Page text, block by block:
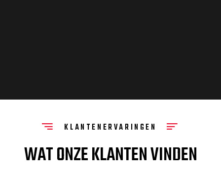
KLANTENERVARINGEN
WAT ONZE KLANTEN VINDEN